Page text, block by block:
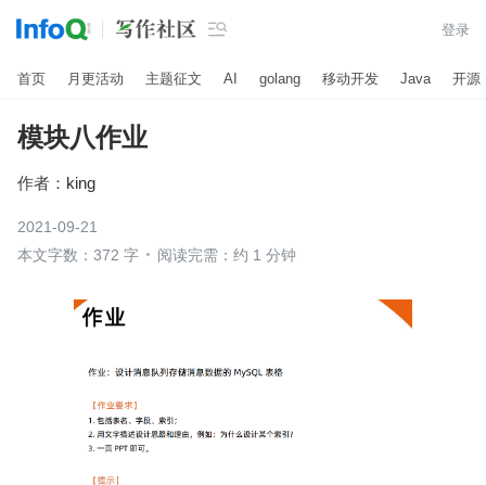
 登录
首页 月更活动 主题征文 AI golang 移动开发 Java 开源
模块八作业
作者： king
2021-09-21
本文字数：372 字
阅读完需：约 1 分钟